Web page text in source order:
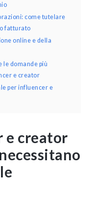
come tutelare
fatturato
online e della
le domande più
e creator
per influencer e
e creator